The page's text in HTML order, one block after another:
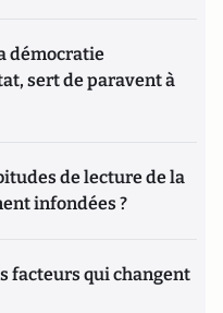
démocratie
sert de paravent à
de lecture de la
infondées ?
facteurs qui changent